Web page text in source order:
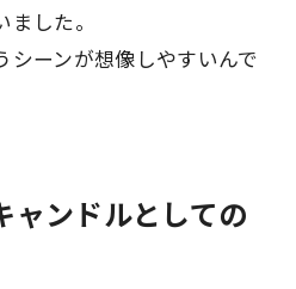
した。
シーンが想像しやすいんで
ャンドルとしての